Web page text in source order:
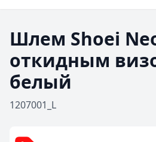
Шлем Shoei
откидным
белый
1207001_L